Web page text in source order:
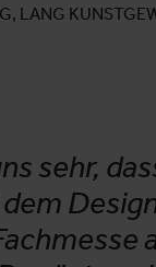
LANG
sehr,